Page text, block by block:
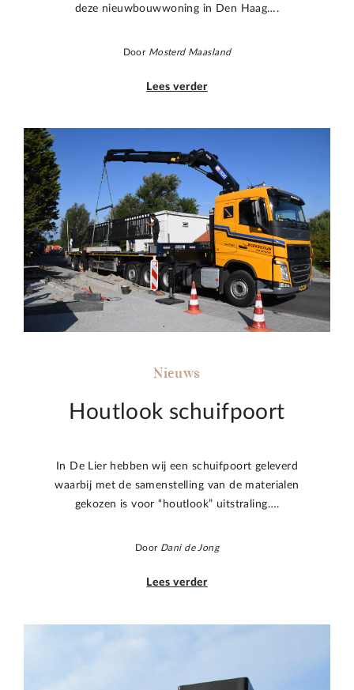
deze nieuwbouwwoning in Den Haag….
Door Mosterd Maasland
Lees verder
Nieuws
Houtlook schuifpoort
In De Lier hebben wij een schuifpoort geleverd
waarbij met de samenstelling van de materialen
gekozen is voor “houtlook” uitstraling….
Door Dani de Jong
Lees verder